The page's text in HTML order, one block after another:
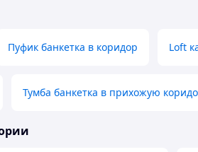
Пуфик банкетка в коридор Loft
Тумба банкетка в прихожую